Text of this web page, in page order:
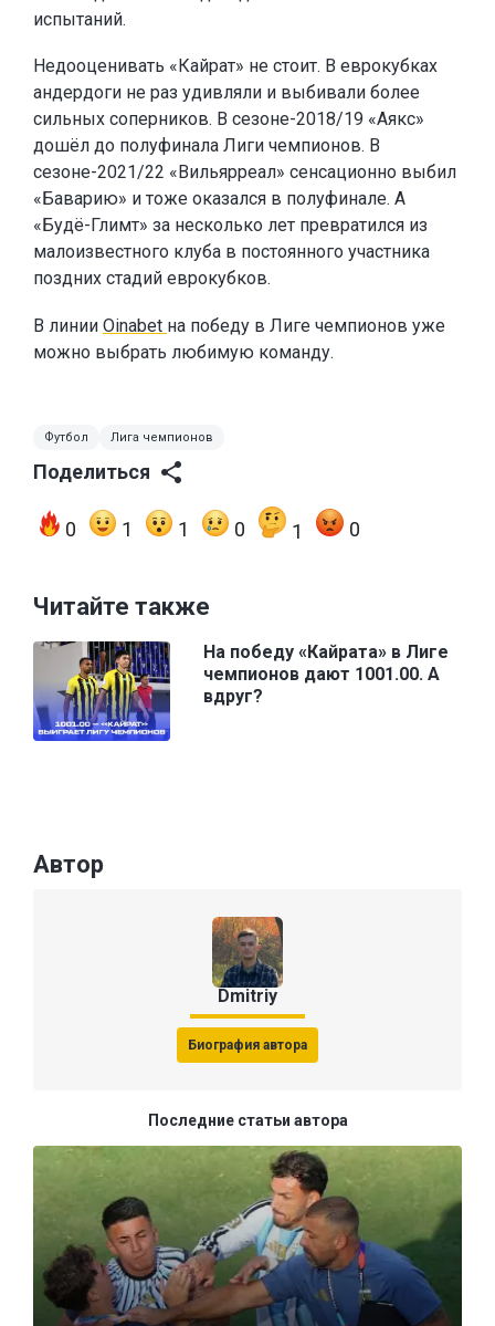
испытаний.
Недооценивать «Кайрат» не стоит. В еврокубках
андердоги не раз удивляли и выбивали более
сильных соперников. В сезоне-2018/19 «Аякс»
дошёл до полуфинала Лиги чемпионов. В
сезоне-2021/22 «Вильярреал» сенсационно выбил
«Баварию» и тоже оказался в полуфинале. А
«Будё-Глимт» за несколько лет превратился из
малоизвестного клуба в постоянного участника
поздних стадий еврокубков.
В линии Oinabet на победу в Лиге чемпионов уже
можно выбрать любимую команду.
Футбол Лига чемпионов
Поделиться
0 1 1 0 1 0
Читайте также
На победу «Кайрата» в Лиге
чемпионов дают 1001.00. А
вдруг?
Автор
Dmitriy
Биография автора
Последние статьи автора